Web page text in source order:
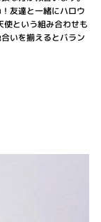
友達と一緒にハロウ
という組み合わせも
いを揃えるとバラン